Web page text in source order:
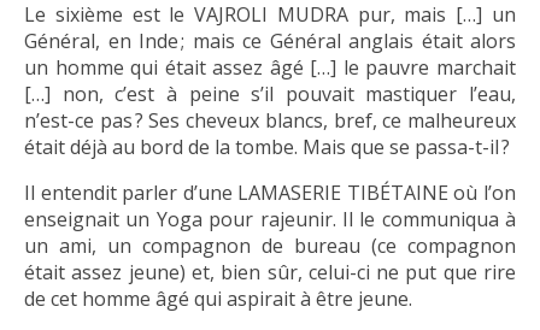
Le sixième est le VAJROLI MUDRA pur, mais […] un
Général, en Inde ; mais ce Général anglais était alors
un homme qui était assez âgé […] le pauvre marchait
[…] non, c’est à peine s’il pouvait mastiquer l’eau,
n’est-ce pas ? Ses cheveux blancs, bref, ce malheureux
était déjà au bord de la tombe. Mais que se passa-t-il ?
Il entendit parler d’une LAMASERIE TIBÉTAINE où l’on
enseignait un Yoga pour rajeunir. Il le communiqua à
un ami, un compagnon de bureau (ce compagnon
était assez jeune) et, bien sûr, celui-ci ne put que rire
de cet homme âgé qui aspirait à être jeune.